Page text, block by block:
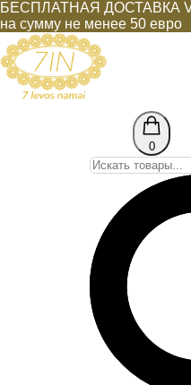
БЕСПЛАТНАЯ ДОСТАВКА
на сумму не менее 50 евро
0